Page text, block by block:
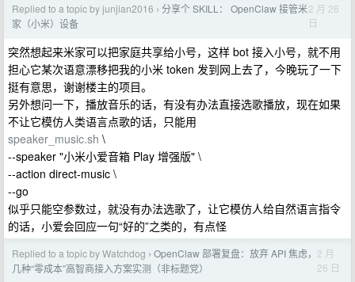
Replied to a topic by junjian2016 › 分享个 SKILL： OpenClaw 接管米
家（小米）设备
2 月 26
日
突然想起来米家可以把家庭共享给小号，这样 bot 接入小号，就不用
担心它某次语意漂移把我的小米 token 发到网上去了，今晚玩了一下
挺有意思，谢谢楼主的项目。
另外想问一下，播放音乐的话，有没有办法直接选歌播放，现在如果
不让它模仿人类语言点歌的话，只能用
speaker_music.sh \
--speaker "小米小爱音箱 Play 增强版" \
--action direct-music \
--go
似乎只能空参数过，就没有办法选歌了，让它模仿人给自然语言指令
的话，小爱会回应一句“好的”之类的，有点怪
Replied to a topic by Watchdog › OpenClaw 部署复盘：放弃 API 焦虑，
几种“零成本”高智商接入方案实测（非标题党）
2 月
26 日